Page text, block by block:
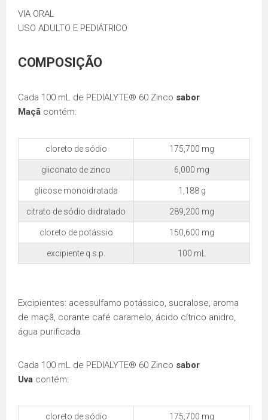
VIA ORAL
USO ADULTO E PEDIÁTRICO
COMPOSIÇÃO
Cada 100 mL de PEDIALYTE® 60 Zinco sabor
Maçã contém:
cloreto de sódio 175,700 mg
gliconato de zinco 6,000 mg
glicose monoidratada 1,188 g
citrato de sódio diidratado 289,200 mg
cloreto de potássio 150,600 mg
excipiente q.s.p. 100 mL
Excipientes: acessulfamo potássico, sucralose, aroma
de maçã, corante café caramelo, ácido cítrico anidro,
água purificada.
Cada 100 mL de PEDIALYTE® 60 Zinco sabor
Uva contém:
cloreto de sódio 175,700 mg